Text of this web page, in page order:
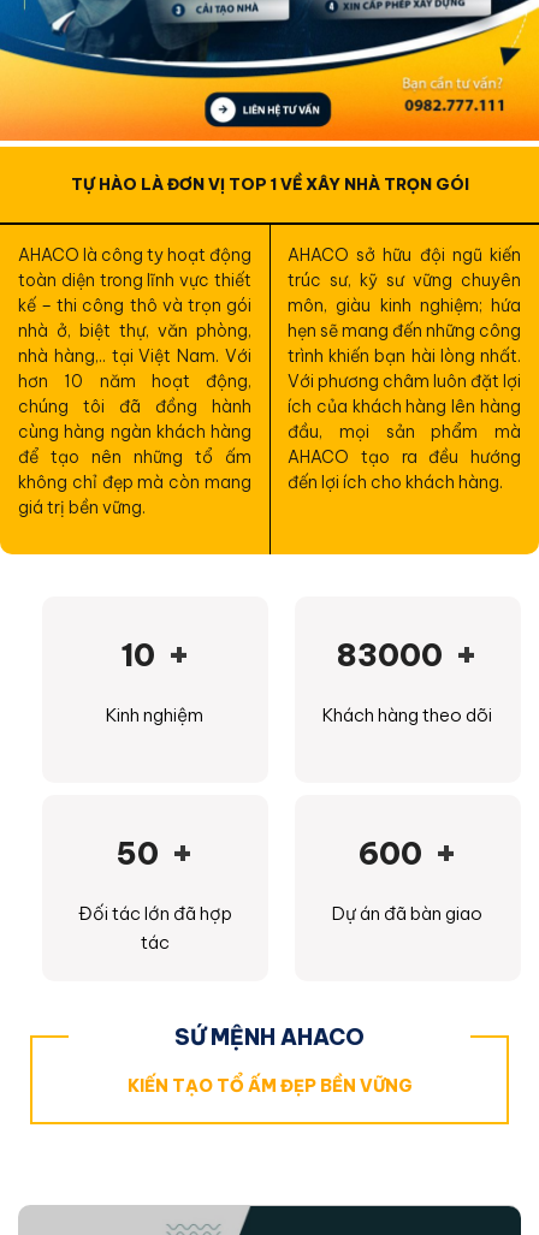
TỰ HÀO LÀ ĐƠN VỊ TOP 1 VỀ XÂY NHÀ TRỌN GÓI
AHACO là công ty hoạt động
toàn diện trong lĩnh vực thiết
kế – thi công thô và trọn gói
nhà ở, biệt thự, văn phòng,
nhà hàng,.. tại Việt Nam. Với
hơn 10 năm hoạt động,
chúng tôi đã đồng hành
cùng hàng ngàn khách hàng
để tạo nên những tổ ấm
không chỉ đẹp mà còn mang
giá trị bền vững.
AHACO sở hữu đội ngũ kiến
trúc sư, kỹ sư vững chuyên
môn, giàu kinh nghiệm; hứa
hẹn sẽ mang đến những công
trình khiến bạn hài lòng nhất.
Với phương châm luôn đặt lợi
ích của khách hàng lên hàng
đầu, mọi sản phẩm mà
AHACO tạo ra đều hướng
đến lợi ích cho khách hàng.
10 +
Kinh nghiệm
83000 +
Khách hàng theo dõi
50 +
Đối tác lớn đã hợp
tác
600 +
Dự án đã bàn giao
SỨ MỆNH AHACO
KIẾN TẠO TỔ ẤM ĐẸP BỀN VỮNG